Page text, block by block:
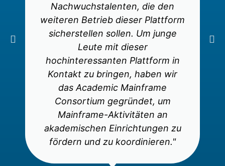
Nachwuchstalenten, die den
weiteren Betrieb dieser Plattform
sicherstellen sollen. Um junge
Leute mit dieser
hochinteressanten Plattform in
Kontakt zu bringen, haben wir
das Academic Mainframe
Consortium gegründet, um
Mainframe-Aktivitäten an
akademischen Einrichtungen zu
fördern und zu koordinieren."